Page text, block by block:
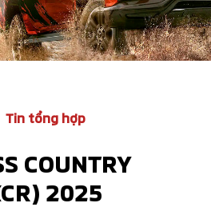
Tin tổng hợp
COUNTRY
2025